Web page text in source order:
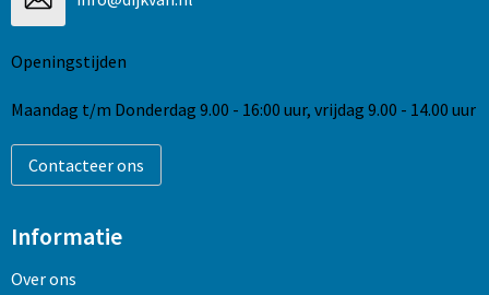
Openingstijden
Maandag t/m Donderdag 9.00 - 16:00 uur, vrijdag 9.00 - 14.00 uur
Contacteer ons
Informatie
Over ons